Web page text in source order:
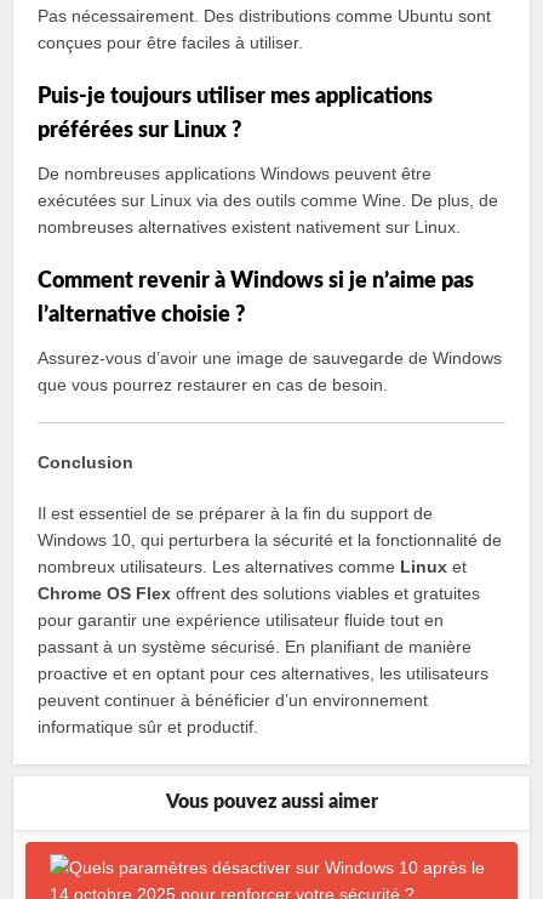
Pas nécessairement. Des distributions comme Ubuntu sont
conçues pour être faciles à utiliser.
Puis-je toujours utiliser mes applications
préférées sur Linux ?
De nombreuses applications Windows peuvent être
exécutées sur Linux via des outils comme Wine. De plus, de
nombreuses alternatives existent nativement sur Linux.
Comment revenir à Windows si je n’aime pas
l’alternative choisie ?
Assurez-vous d’avoir une image de sauvegarde de Windows
que vous pourrez restaurer en cas de besoin.
Conclusion
Il est essentiel de se préparer à la fin du support de
Windows 10, qui perturbera la sécurité et la fonctionnalité de
nombreux utilisateurs. Les alternatives comme Linux et
Chrome OS Flex offrent des solutions viables et gratuites
pour garantir une expérience utilisateur fluide tout en
passant à un système sécurisé. En planifiant de manière
proactive et en optant pour ces alternatives, les utilisateurs
peuvent continuer à bénéficier d’un environnement
informatique sûr et productif.
Vous pouvez aussi aimer